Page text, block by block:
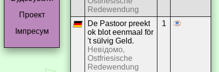
Проект
Імпресум
Redewendung
De Pastoor preekt
ok blot eenmaal för
't sülvig Geld.
Невідомо,
Ostfriesische
Redewendung
1